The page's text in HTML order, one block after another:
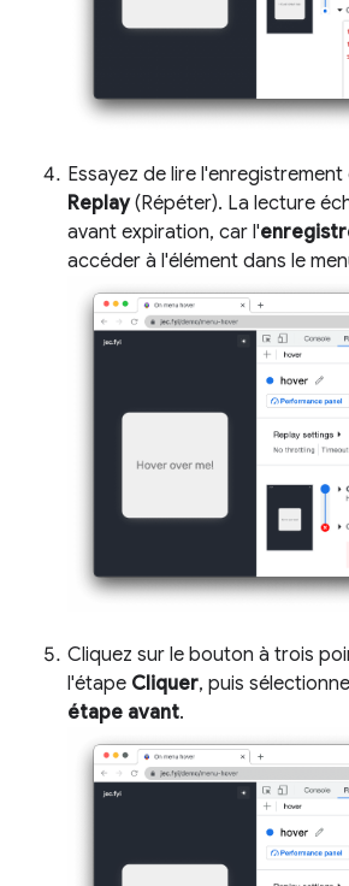
Essayez de lire
Replay(Répéter). La lecture
avant expiration, car l'
accéder à l'élément dans le
Cliquez sur le bouton à trois
l'étape Cliquer, puis
étape avant.